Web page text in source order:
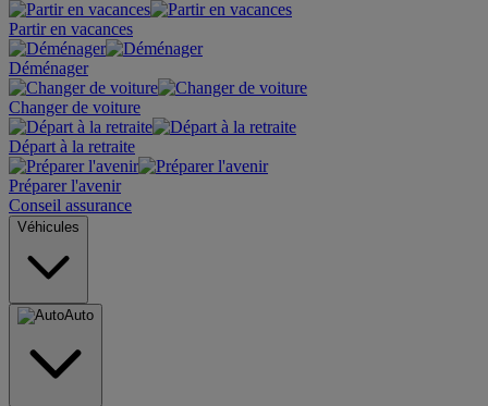
Partir en vacances
Déménager
Changer de voiture
Départ à la retraite
Préparer l'avenir
Conseil assurance
Véhicules
Auto